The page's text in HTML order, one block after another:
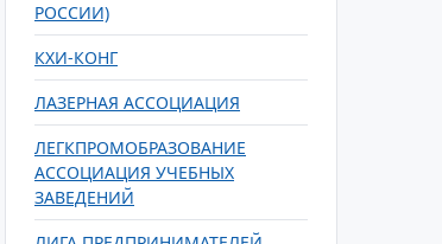
РОССИИ)
КХИ-КОНГ
ЛАЗЕРНАЯ АССОЦИАЦИЯ
ЛЕГКПРОМОБРАЗОВАНИЕ
АССОЦИАЦИЯ УЧЕБНЫХ
ЗАВЕДЕНИЙ